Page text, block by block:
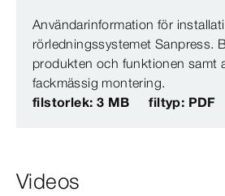
Användarinformation för
rörledningssystemet Sanpress.
produkten och funktionen samt
fackmässig montering.
filstorlek: 3 MB
filtyp: PDF
Videos